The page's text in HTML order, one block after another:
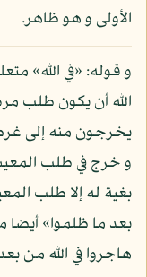
الأولى و هو ظاهر.
و قوله: «في الله»
الله أن يكون طلب
يخرجون منه إلى
و خرج في طلب
بغية له إلا طلب
بعد ما ظلموا» أيضا
هاجروا في الله من